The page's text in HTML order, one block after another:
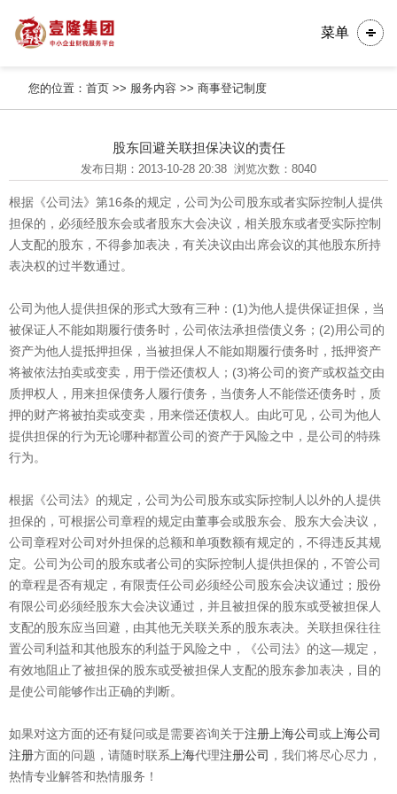
菜单
您的位置：首页 >> 服务内容 >>商事登记制度
股东回避关联担保决议的责任
发布日期：2013-10-28 20:38 浏览次数：8040
根据《公司法》第16条的规定，公司为公司股东或者实际控制人提供
担保的，必须经股东会或者股东大会决议，相关股东或者受实际控制
人支配的股东，不得参加表决，有关决议由出席会议的其他股东所持
表决权的过半数通过。
公司为他人提供担保的形式大致有三种：(1)为他人提供保证担保，当
被保证人不能如期履行债务时，公司依法承担偿债义务；(2)用公司的
资产为他人提抵押担保，当被担保人不能如期履行债务时，抵押资产
将被依法拍卖或变卖，用于偿还债权人；(3)将公司的资产或权益交由
质押权人，用来担保债务人履行债务，当债务人不能偿还债务时，质
押的财产将被拍卖或变卖，用来偿还债权人。由此可见，公司为他人
提供担保的行为无论哪种都置公司的资产于风险之中，是公司的特殊
行为。
根据《公司法》的规定，公司为公司股东或实际控制人以外的人提供
担保的，可根据公司章程的规定由董事会或股东会、股东大会决议，
公司章程对公司对外担保的总额和单项数额有规定的，不得违反其规
定。公司为公司的股东或者公司的实际控制人提供担保的，不管公司
的章程是否有规定，有限责任公司必须经公司股东会决议通过；股份
有限公司必须经股东大会决议通过，并且被担保的股东或受被担保人
支配的股东应当回避，由其他无关联关系的股东表决。关联担保往往
置公司利益和其他股东的利益于风险之中，《公司法》的这—规定，
有效地阻止了被担保的股东或受被担保人支配的股东参加表决，目的
是使公司能够作出正确的判断。
如果对这方面的还有疑问或是需要咨询关于注册上海公司或 上海公司
注册方面的问题，请随时联系 上海代理注册公司 ，我们将尽心尽力，
热情专业解答和热情服务！